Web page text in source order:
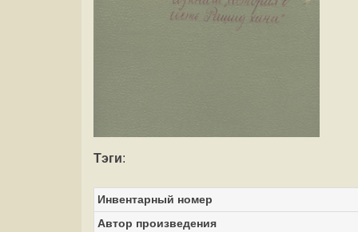
Тэги:
Инвентарный номер
Автор произведения